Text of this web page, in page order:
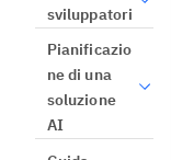
sviluppatori
Pianificazio
ne di una
soluzione
AI